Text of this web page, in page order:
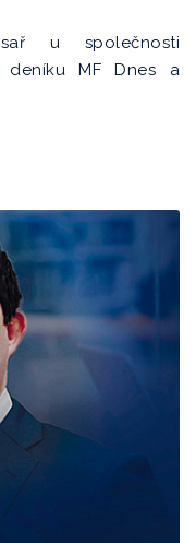
u společnosti
deníku MF Dnes a